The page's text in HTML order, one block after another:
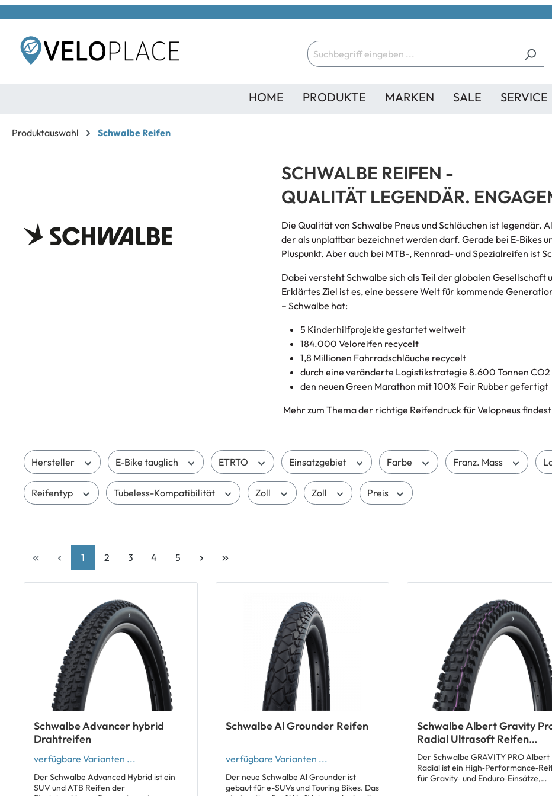
HOME PRODUKTE MARKEN SALE SERVICE
Produktauswahl Schwalbe Reifen
SCHWALBE REIFEN -
QUALITÄT LEGENDÄR.
Die Qualität von Schwalbe Pneus und Schläuchen ist legendär.
der als unplattbar bezeichnet werden darf. Gerade bei E-Bikes
Pluspunkt. Aber auch bei MTB-, Rennrad- und Spezialreifen ist
Dabei versteht Schwalbe sich als Teil der globalen
Erklärtes Ziel ist es, eine bessere Welt für kommende
– Schwalbe hat:
5 Kinderhilfprojekte gestartet weltweit
184.000 Veloreifen recycelt
1,8 Millionen Fahrradschläuche recycelt
durch eine veränderte Logistikstrategie 8.600 Tonnen
den neuen Green Marathon mit 100% Fair Rubber gefertigt
Mehr zum Thema der richtige Reifendruck für Velopneus
Hersteller E-Bike tauglich ETRTO Einsatzgebiet Farbe Franz. Mass
Reifentyp Tubeless-Kompatibilität Zoll Zoll Preis
1 2 3 4 5
Schwalbe Advancer hybrid
Drahtreifen
verfügbare Varianten ...
Der Schwalbe Advanced Hybrid ist ein
SUV und ATB Reifen der
Schwalbe Al Grounder Reifen
verfügbare Varianten ...
Der neue Schwalbe Al Grounder ist
gebaut für e-SUVs und Touring Bikes. Das
Schwalbe Albert Gravity
Radial Ultrasoft Reifen
27.5x2.50
Der Schwalbe GRAVITY PRO Albert
Radial ist ein
für Gravity‑ und Enduro‑Einsätze,